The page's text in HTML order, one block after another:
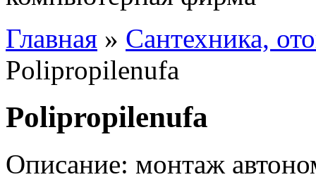
Главная » Сантехника,
Polipropilenufa
Polipropilenufa
Описание: монтаж